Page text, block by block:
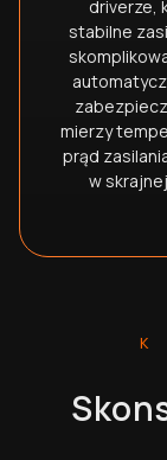
driverze,
stabilne
mierzy
prąd
w